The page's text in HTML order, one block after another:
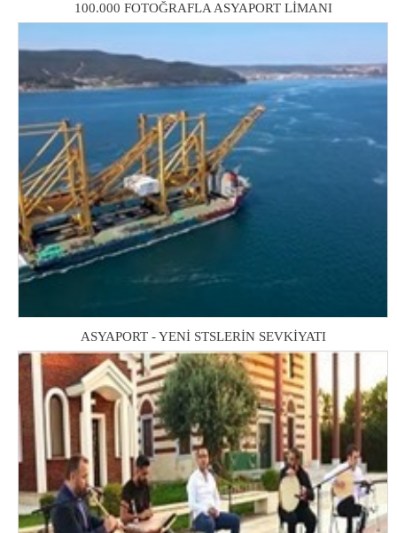
100.000 FOTOĞRAFLA ASYAPORT LİMANI
ASYAPORT - YENİ STSLERİN SEVKİYATI